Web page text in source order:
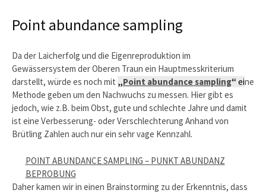
Point abundance sampling
Da der Laicherfolg und die Eigenreproduktion im
Gewässersystem der Oberen Traun ein Hauptmesskriterium
darstellt, würde es noch mit „Point abundance sampling“ eine
Methode geben um den Nachwuchs zu messen. Hier gibt es
jedoch, wie z.B. beim Obst, gute und schlechte Jahre und damit
ist eine Verbesserung- oder Verschlechterung Anhand von
Brütling Zahlen auch nur ein sehr vage Kennzahl.
POINT ABUNDANCE SAMPLING – PUNKT ABUNDANZ
BEPROBUNG
Daher kamen wir in einen Brainstorming zu der Erkenntnis, dass